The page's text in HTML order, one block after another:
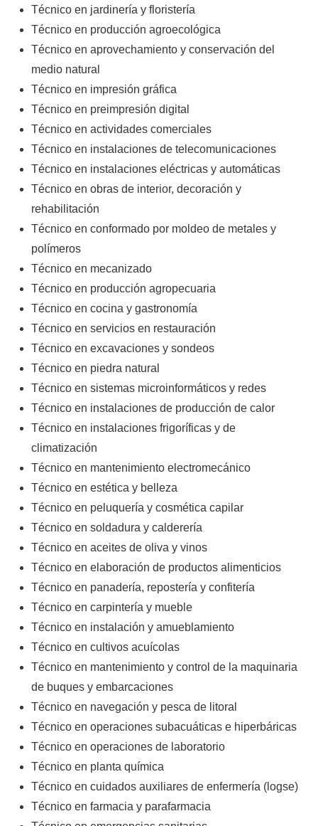
Técnico en jardinería y floristería
Técnico en producción agroecológica
Técnico en aprovechamiento y conservación del
medio natural
Técnico en impresión gráfica
Técnico en preimpresión digital
Técnico en actividades comerciales
Técnico en instalaciones de telecomunicaciones
Técnico en instalaciones eléctricas y automáticas
Técnico en obras de interior, decoración y
rehabilitación
Técnico en conformado por moldeo de metales y
polímeros
Técnico en mecanizado
Técnico en producción agropecuaria
Técnico en cocina y gastronomía
Técnico en servicios en restauración
Técnico en excavaciones y sondeos
Técnico en piedra natural
Técnico en sistemas microinformáticos y redes
Técnico en instalaciones de producción de calor
Técnico en instalaciones frigoríficas y de
climatización
Técnico en mantenimiento electromecánico
Técnico en estética y belleza
Técnico en peluquería y cosmética capilar
Técnico en soldadura y calderería
Técnico en aceites de oliva y vinos
Técnico en elaboración de productos alimenticios
Técnico en panadería, repostería y confitería
Técnico en carpintería y mueble
Técnico en instalación y amueblamiento
Técnico en cultivos acuícolas
Técnico en mantenimiento y control de la maquinaria
de buques y embarcaciones
Técnico en navegación y pesca de litoral
Técnico en operaciones subacuáticas e hiperbáricas
Técnico en operaciones de laboratorio
Técnico en planta química
Técnico en cuidados auxiliares de enfermería (logse)
Técnico en farmacia y parafarmacia